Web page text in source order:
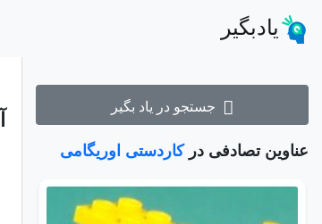
یادبگیر
جستجو در یاد بگیر
عناوین تصادفی درکاردستی اوریگامی